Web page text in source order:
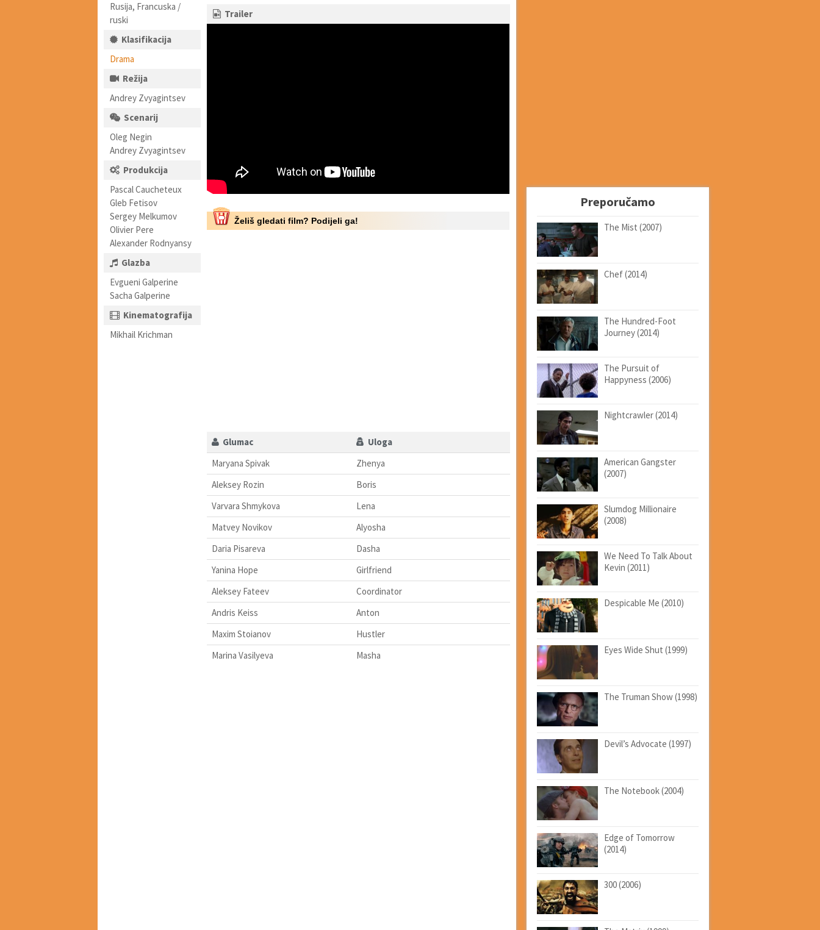
Rusija, Francuska /
ruski
Klasifikacija
Drama
Režija
Andrey Zvyagintsev
Scenarij
Oleg Negin
Andrey Zvyagintsev
Produkcija
Pascal Caucheteux
Gleb Fetisov
Sergey Melkumov
Olivier Pere
Alexander Rodnyansy
Glazba
Evgueni Galperine
Sacha Galperine
Kinematografija
Mikhail Krichman
Trailer
Želiš gledati film? Podijeli ga!
Glumac
Uloga
Maryana Spivak
Zhenya
Aleksey Rozin
Boris
Varvara Shmykova
Lena
Matvey Novikov
Alyosha
Daria Pisareva
Dasha
Yanina Hope
Girlfriend
Aleksey Fateev
Coordinator
Andris Keiss
Anton
Maxim Stoianov
Hustler
Marina Vasilyeva
Masha
Preporučamo
The Mist (2007)
Chef (2014)
The Hundred-Foot
Journey (2014)
The Pursuit of
Happyness (2006)
Nightcrawler (2014)
American Gangster
(2007)
Slumdog Millionaire
(2008)
We Need To Talk About
Kevin (2011)
Despicable Me (2010)
Eyes Wide Shut (1999)
The Truman Show (1998)
Devil’s Advocate (1997)
The Notebook (2004)
Edge of Tomorrow
(2014)
300 (2006)